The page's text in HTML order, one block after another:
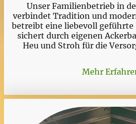
Unser Familienbetrieb in
verbindet Tradition und
betreibt eine liebevoll geführte
sichert durch eigenen
Heu und Stroh für die
Mehr